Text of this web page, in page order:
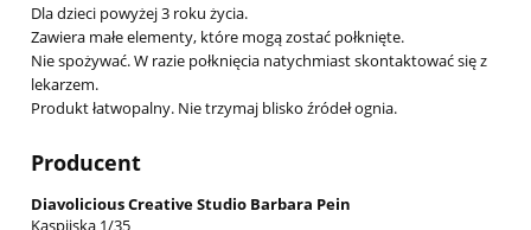
Dla dzieci powyżej 3 roku życia.
Zawiera małe elementy, które mogą zostać połknięte.
Nie spożywać. W razie połknięcia natychmiast skontaktować się z
lekarzem.
Produkt łatwopalny. Nie trzymaj blisko źródeł ognia.
Producent
Diavolicious Creative Studio Barbara Pein
Kaspijska 1/35